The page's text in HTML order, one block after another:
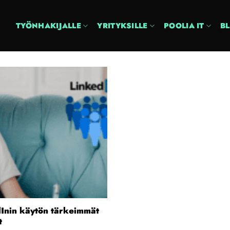
TYÖNHAKIJALLE YRITYKSILLE POOLIA IT
käytön tärkeimmät